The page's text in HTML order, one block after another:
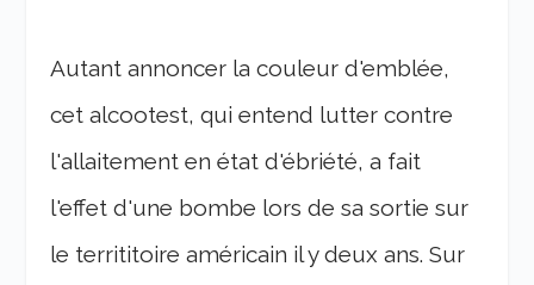
Autant annoncer la couleur d'emblée,
cet alcootest, qui entend lutter contre
l'allaitement en état d'ébriété, a fait
l'effet d'une bombe lors de sa sortie sur
le territitoire américain il y deux ans. Sur